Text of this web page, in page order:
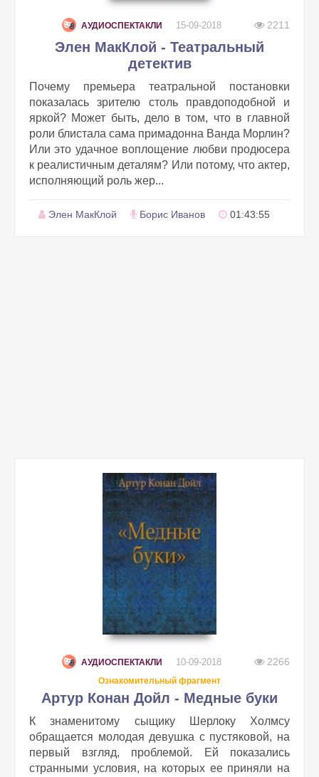
АУДИОСПЕКТАКЛИ 15-09-2018 2211
Элен МакКлой - Театральный
детектив
Почему премьера театральной постановки
показалась зрителю столь правдоподобной и
яркой? Может быть, дело в том, что в главной
роли блистала сама примадонна Ванда Морлин?
Или это удачное воплощение любви продюсера
к реалистичным деталям? Или потому, что актер,
исполняющий роль жер...
Элен МакКлой Борис Иванов 01:43:55
АУДИОСПЕКТАКЛИ 10-09-2018 2266
Ознакомительный фрагмент
Артур Конан Дойл - Медные буки
К знаменитому сыщику Шерлоку Холмсу
обращается молодая девушка с пустяковой, на
первый взгляд, проблемой. Ей показались
странными условия, на которых ее приняли на